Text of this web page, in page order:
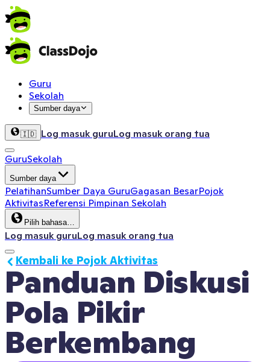
Guru
Sekolah
Sumber daya
🇮🇩 Log masuk guruLog masuk orang tua
GuruSekolah
Sumber daya
PelatihanSumber Daya GuruGagasan BesarPojok
AktivitasReferensi Pimpinan Sekolah
Pilih bahasa…
Log masuk guruLog masuk orang tua
Panduan Diskusi
Pola Pikir
Berkembang
Kembali ke Pojok Aktivitas